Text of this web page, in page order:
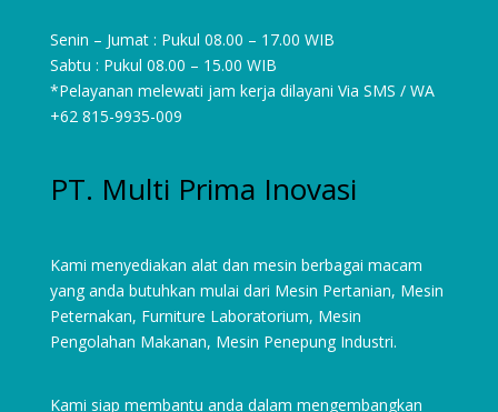
Senin – Jumat : Pukul 08.00 – 17.00 WIB
Sabtu : Pukul 08.00 – 15.00 WIB
*Pelayanan melewati jam kerja dilayani Via SMS / WA
+62 815-9935-009
PT. Multi Prima Inovasi
Kami menyediakan alat dan mesin berbagai macam
yang anda butuhkan mulai dari Mesin Pertanian, Mesin
Peternakan, Furniture Laboratorium, Mesin
Pengolahan Makanan, Mesin Penepung Industri.
Kami siap membantu anda dalam mengembangkan